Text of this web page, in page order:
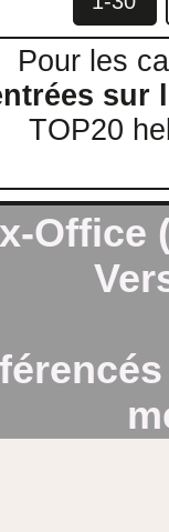
Pour les
sur
TOP20
Office